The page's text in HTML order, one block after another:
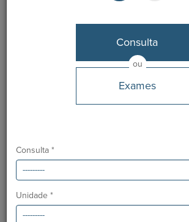
ou
Consulta
Exames
Consulta *
Unidade *
Dr.ª Yaneth Gonçalves
MARCAÇÃO
Clínica CUF Funchal
Línguas
Desde